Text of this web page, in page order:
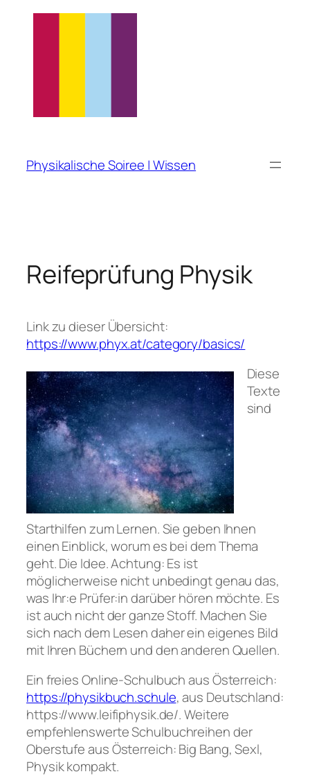
Physikalische Soiree | Wissen
Reifeprüfung Physik
Link zu dieser Übersicht:
https://www.phyx.at/category/basics/
Diese
Texte
sind
Starthilfen zum Lernen. Sie geben Ihnen
einen Einblick, worum es bei dem Thema
geht. Die Idee. Achtung: Es ist
möglicherweise nicht unbedingt genau das,
was Ihr:e Prüfer:in darüber hören möchte. Es
ist auch nicht der ganze Stoff. Machen Sie
sich nach dem Lesen daher ein eigenes Bild
mit Ihren Büchern und den anderen Quellen.
Ein freies Online-Schulbuch aus Österreich:
https://physikbuch.schule, aus Deutschland:
https://www.leifiphysik.de/. Weitere
empfehlenswerte Schulbuchreihen der
Oberstufe aus Österreich: Big Bang, Sexl,
Physik kompakt.